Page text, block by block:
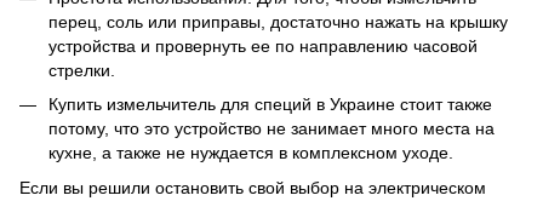
перец, соль или приправы, достаточно нажать на крышку
устройства и провернуть ее по направлению часовой
стрелки.
Купить измельчитель для специй в Украине стоит также
потому, что это устройство не занимает много места на
кухне, а также не нуждается в комплексном уходе.
Если вы решили остановить свой выбор на электрическом